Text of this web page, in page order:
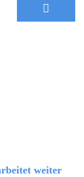
weiter